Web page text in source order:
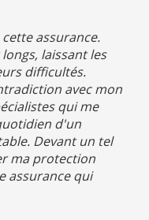
assurance.
laissant les
difficultés.
avec mon
qui me
d'un
Devant un tel
ma protection
assurance qui